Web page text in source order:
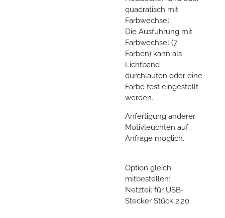
quadratisch mit
Farbwechsel.
Die Ausführung mit
Farbwechsel (7
Farben) kann als
Lichtband
durchlaufen oder eine
Farbe fest eingestellt
werden.
Anfertigung anderer
Motivleuchten auf
Anfrage möglich.
Option gleich
mitbestellen:
Netzteil für USB-
Stecker Stück 2,20